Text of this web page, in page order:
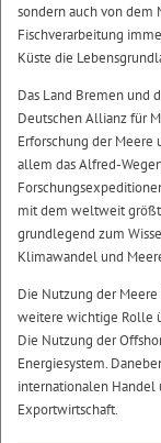
sondern auch von dem
Fischverarbeitung
Küste die
Das Land Bremen und
Deutschen Allianz für
Erforschung der
allem das Alfred-
mit dem weltweit
grundlegend zum
Klimawandel und
Die Nutzung der
weitere wichtige Rolle
Die Nutzung der
Energiesystem.
internationalen Handel
Exportwirtschaft.